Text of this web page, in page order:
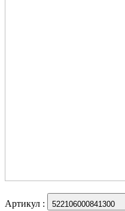
Артикул : 522106000841300